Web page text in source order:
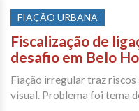
FIAÇÃO URBANA
Fiscalização de
desafio em Belo
Fiação irregular traz riscos
visual. Problema foi tema